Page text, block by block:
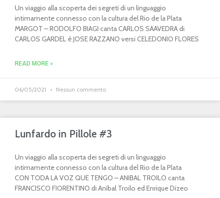
Un viaggio alla scoperta dei segreti di un linguaggio
intimamente connesso con la cultura del Rio de la Plata
MARGOT – RODOLFO BIAGI canta CARLOS SAAVEDRA di
CARLOS GARDEL é JOSE RAZZANO versi CELEDONIO FLORES
READ MORE »
06/05/2021 Nessun commento
Lunfardo in Pillole #3
Un viaggio alla scoperta dei segreti di un linguaggio
intimamente connesso con la cultura del Rio de la Plata
CON TODA LA VOZ QUE TENGO – ANIBAL TROILO canta
FRANCISCO FIORENTINO di Aníbal Troilo ed Enrique Dizeo